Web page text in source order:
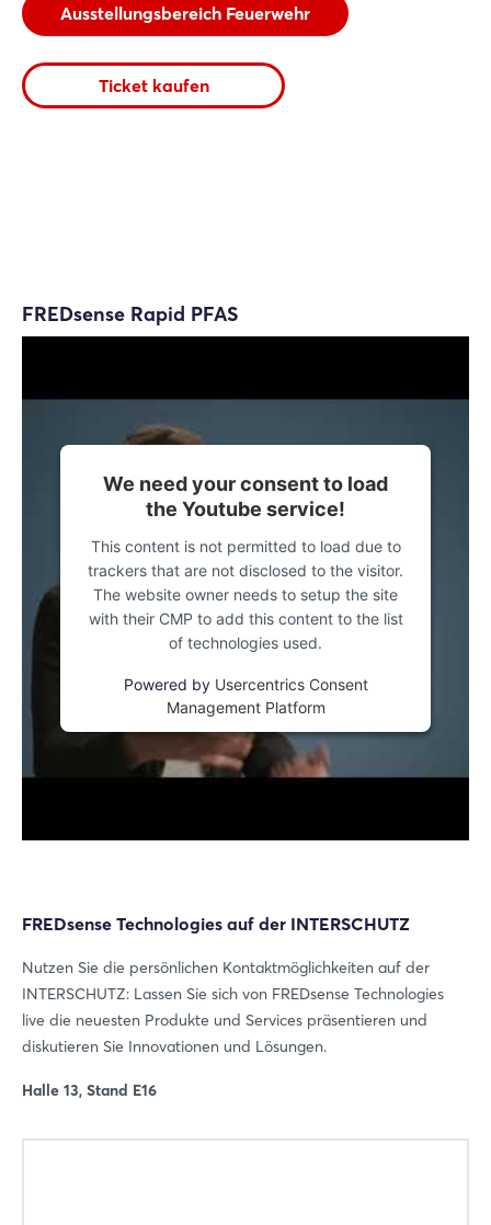
Ausstellungsbereich Feuerwehr
Ticket kaufen
FREDsense Rapid PFAS
We need your consent to load
the Youtube service!
This content is not permitted to load due to
trackers that are not disclosed to the visitor.
The website owner needs to setup the site
with their CMP to add this content to the list
of technologies used.
Powered by Usercentrics Consent
Management Platform
FREDsense Technologies auf der INTERSCHUTZ
Nutzen Sie die persönlichen Kontaktmöglichkeiten auf der
INTERSCHUTZ: Lassen Sie sich von FREDsense Technologies
live die neuesten Produkte und Services präsentieren und
diskutieren Sie Innovationen und Lösungen.
Halle 13, Stand E16